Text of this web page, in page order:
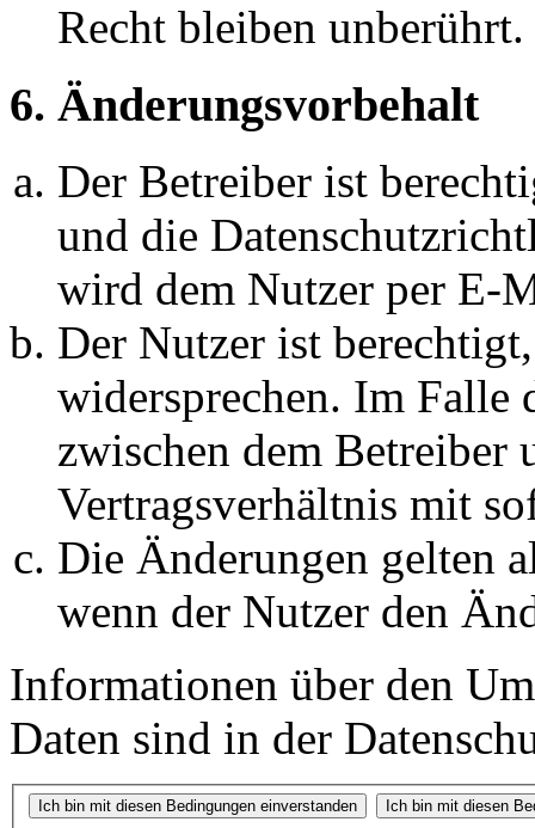
Recht bleiben unberührt.
6. Änderungsvorbehalt
Der Betreiber ist
und die
wird dem Nutzer per E-
Der Nutzer ist
widersprechen. Im Falle
zwischen dem Betreiber
Vertragsverhältnis mit
Die Änderungen gelten
wenn der Nutzer den
Informationen über den
Daten sind in der